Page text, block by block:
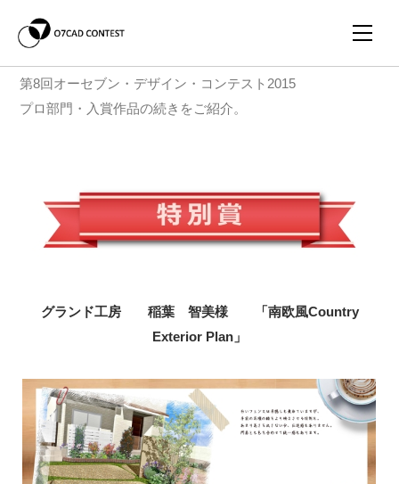
第8回オーセブン・デザイン・コンテスト2015
プロ部門・入賞作品の続きをご紹介。
グランド工房 稲葉 智美様 「南欧風Country
Exterior Plan」